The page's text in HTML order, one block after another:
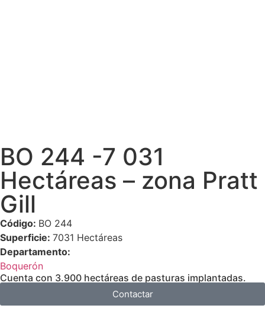
BO 244 -7 031
Hectáreas – zona Pratt
Gill
Código: BO 244
Superficie: 7031 Hectáreas
Departamento:
Boquerón
Cuenta con 3.900 hectáreas de pasturas implantadas.
Contactar